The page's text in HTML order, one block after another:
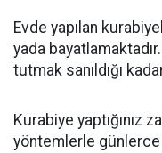
Evde yapılan
yada
tutmak sanıldığı
Kurabiye yaptığınız
yöntemlerle